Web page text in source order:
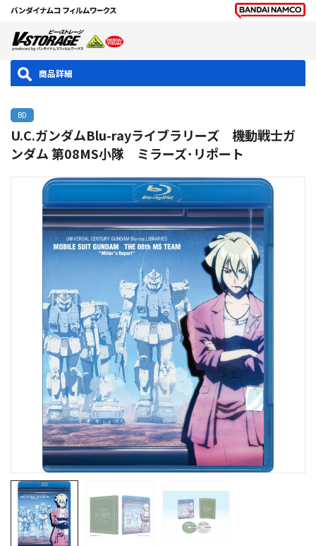
商品詳細
BD
U.C.ガンダムBlu-rayライブラリーズ 機動戦士ガ
ンダム 第08MS小隊 ミラーズ･リポート